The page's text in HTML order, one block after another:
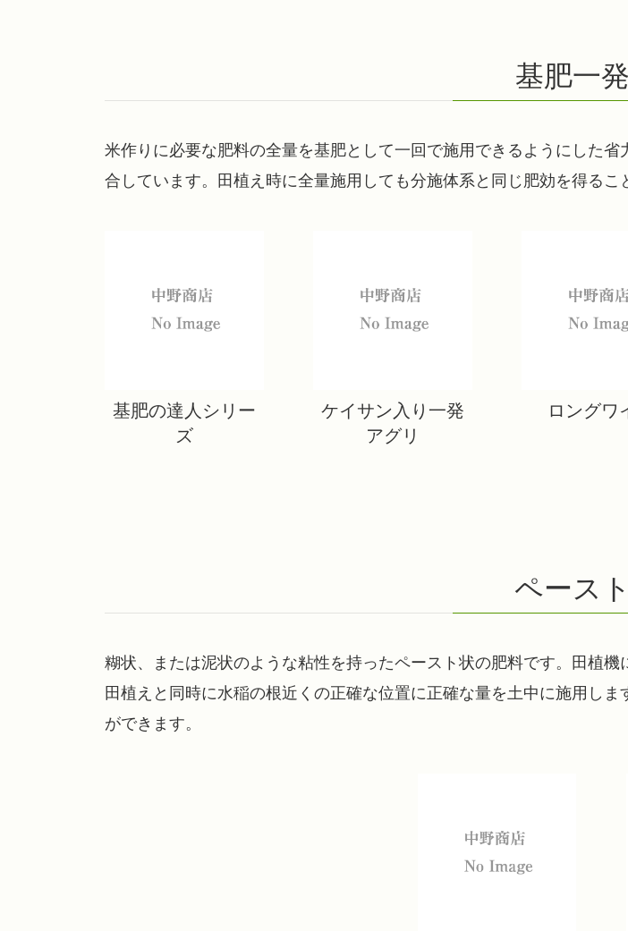
基肥一
米作りに必要な肥料の全量を基肥として一回で施用できるようにした
合しています。田植え時に全量施用しても分施体系と同じ肥効を得る
基肥の達人シリー
ズ
ケイサン入り一発
アグリ
ロングワ
ペース
糊状、または泥状のような粘性を持ったペースト状の肥料です。田植
田植えと同時に水稲の根近くの正確な位置に正確な量を土中に施用し
ができます。